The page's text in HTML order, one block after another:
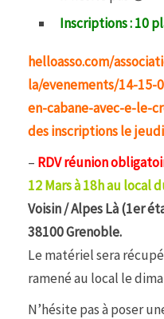
Inscriptions : 10
helloasso.com/
la/evenements/14-15-
en-cabane-avec-e-le-
des inscriptions le
– RDV réunion
12 Mars à 18h au local
Voisin / Alpes Là (1er
38100 Grenoble.
Le matériel sera
ramené au local le
N’hésite pas à poser